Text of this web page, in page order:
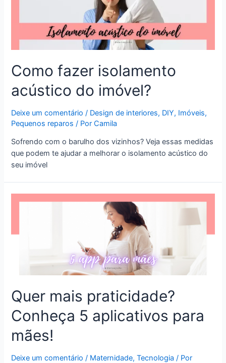
Como fazer isolamento
acústico do imóvel?
Deixe um comentário / Design de interiores, DIY, Imóveis,
Pequenos reparos / PorCamila
Sofrendo com o barulho dos vizinhos? Veja essas medidas
que podem te ajudar a melhorar o isolamento acústico do
seu imóvel
Quer mais praticidade?
Conheça 5 aplicativos para
mães!
Deixe um comentário / Maternidade,Tecnologia / Por